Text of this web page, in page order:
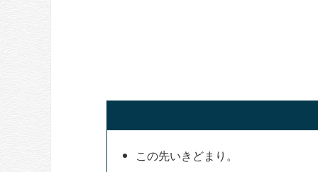
この先いきどまり。